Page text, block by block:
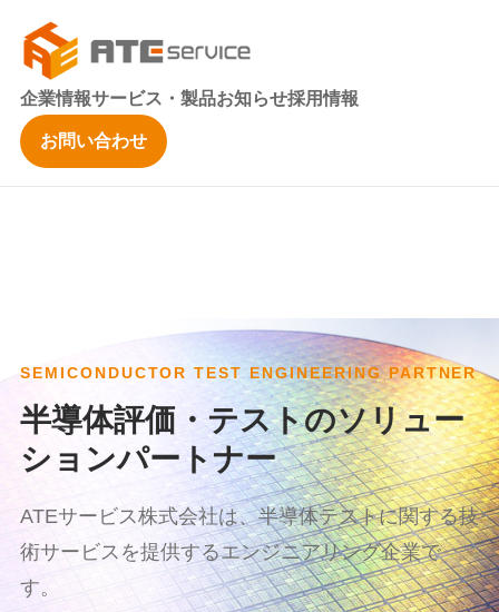
企業情報サービス・製品お知らせ採用情報
お問い合わせ
SEMICONDUCTOR TEST ENGINEERING PARTNER
半導体評価・テストのソリュー
ションパートナー
ATEサービス株式会社は、半導体テストに関する技
術サービスを提供するエンジニアリング企業で
す。